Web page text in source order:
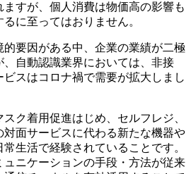
すが、個人消費は物価高の影響も
に至ってはおりません。
的要因がある中、企業の業績が二極
自動認識業界においては、非接
スはコロナ禍で需要が拡大しまし
ク着用促進はじめ、セルフレジ、
面サービスに代わる新たな機器や
生活で経験されていることです。
ニケーションの手段・方法が従来